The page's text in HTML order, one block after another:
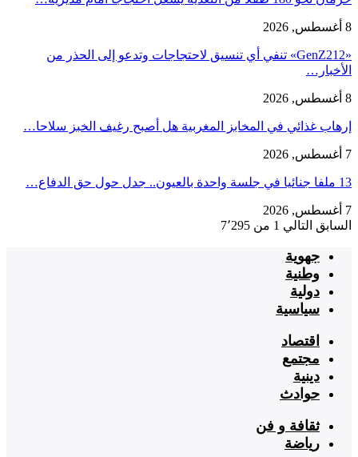
8 أغسطس, 2026
«GenZ212» تنفي أي تنسيق لاحتجاجات وتدعو إلى الحذر من
الأخبار…
8 أغسطس, 2026
إرهاب غذائي في المخابز المغربية هل أصبح رغيف الخبز سلاحا…
7 أغسطس, 2026
13 ملفا جنائيا في جلسة واحدة بالعيون.. جدل حول حق الدفاع…
7 أغسطس, 2026
السابق التالي 1 من 7٬295
جهوية
وطنية
دولية
سياسية
اقتصاد
مجتمع
دينية
حوادث
ثقافة و فن
رياضة